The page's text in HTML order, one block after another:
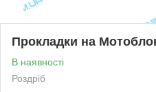
Прокладки на
В наявності
Роздріб